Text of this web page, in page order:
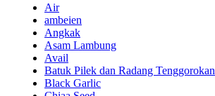
Air
ambeien
Angkak
Asam Lambung
Avail
Batuk Pilek dan Radang Tenggorokan
Black Garlic